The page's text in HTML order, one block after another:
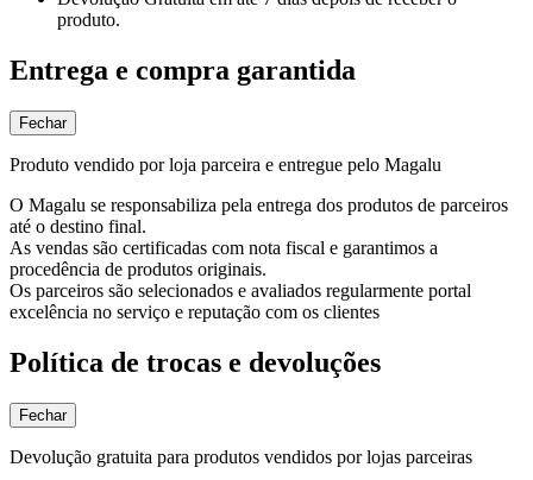
produto.
Entrega e compra garantida
Fechar
Produto vendido por loja parceira e entregue pelo Magalu
O Magalu se responsabiliza pela entrega dos produtos de parceiros
até o destino final.
As vendas são certificadas com nota fiscal e garantimos a
procedência de produtos originais.
Os parceiros são selecionados e avaliados regularmente portal
excelência no serviço e reputação com os clientes
Política de trocas e devoluções
Fechar
Devolução gratuita para produtos vendidos por lojas parceiras